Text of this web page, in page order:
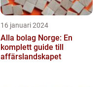
16 januari 2024
Alla bolag Norge: En
komplett guide till
affärslandskapet